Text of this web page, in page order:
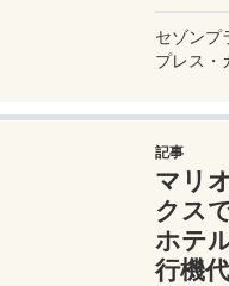
セゾンプ
プレス・
最適です
スと実用
たのビジ
記事
マリ
クス
ホテ
行機